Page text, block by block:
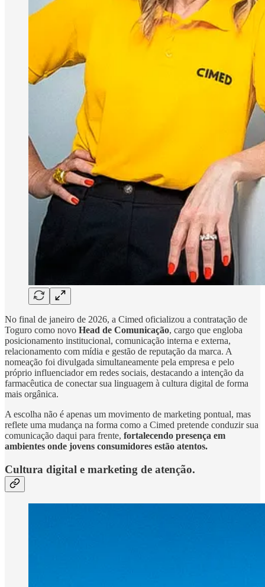
No final de janeiro de 2026, a Cimed oficializou a contratação de
Toguro como novo Head de Comunicação, cargo que engloba
posicionamento institucional, comunicação interna e externa,
relacionamento com mídia e gestão de reputação da marca. A
nomeação foi divulgada simultaneamente pela empresa e pelo
próprio influenciador em redes sociais, destacando a intenção da
farmacêutica de conectar sua linguagem à cultura digital de forma
mais orgânica.
A escolha não é apenas um movimento de marketing pontual, mas
reflete uma mudança na forma como a Cimed pretende conduzir sua
comunicação daqui para frente, fortalecendo presença em
ambientes onde jovens consumidores estão atentos.
Cultura digital e marketing de atenção.